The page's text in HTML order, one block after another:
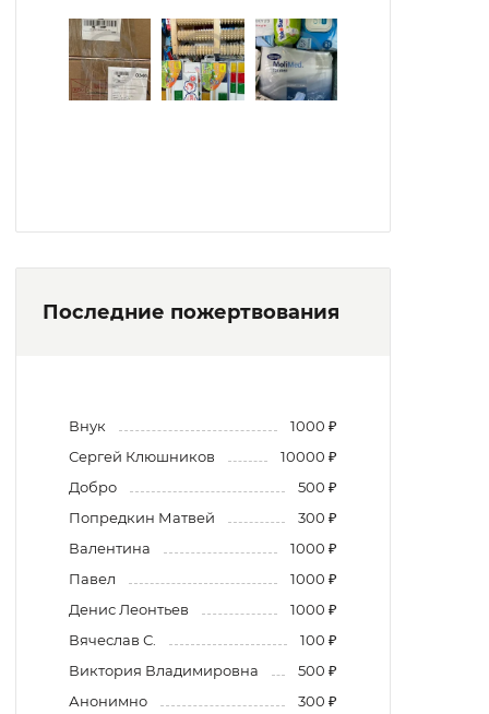
Последние пожертвования
Внук
1000 ₽
Сергей Клюшников
10000 ₽
Добро
500 ₽
Попредкин Матвей
300 ₽
Валентина
1000 ₽
Павел
1000 ₽
Денис Леонтьев
1000 ₽
Вячеслав С.
100 ₽
Виктория Владимировна
500 ₽
Анонимно
300 ₽